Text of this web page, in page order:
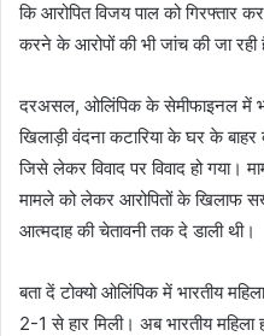
कि आरोपित विजय पाल को गिरफ्तार
करने के आरोपों की भी जांच की जा रही
दरअसल, ओलिंपिक के सेमीफाइनल में
खिलाड़ी वंदना कटारिया के घर के
जिसे लेकर विवाद पर विवाद हो गया।
मामले को लेकर आरोपितों के खिलाफ
आत्मदाह की चेतावनी तक दे डाली थी।
बता दें टोक्यो ओलिंपिक में भारतीय
2-1 से हार मिली। अब भारतीय